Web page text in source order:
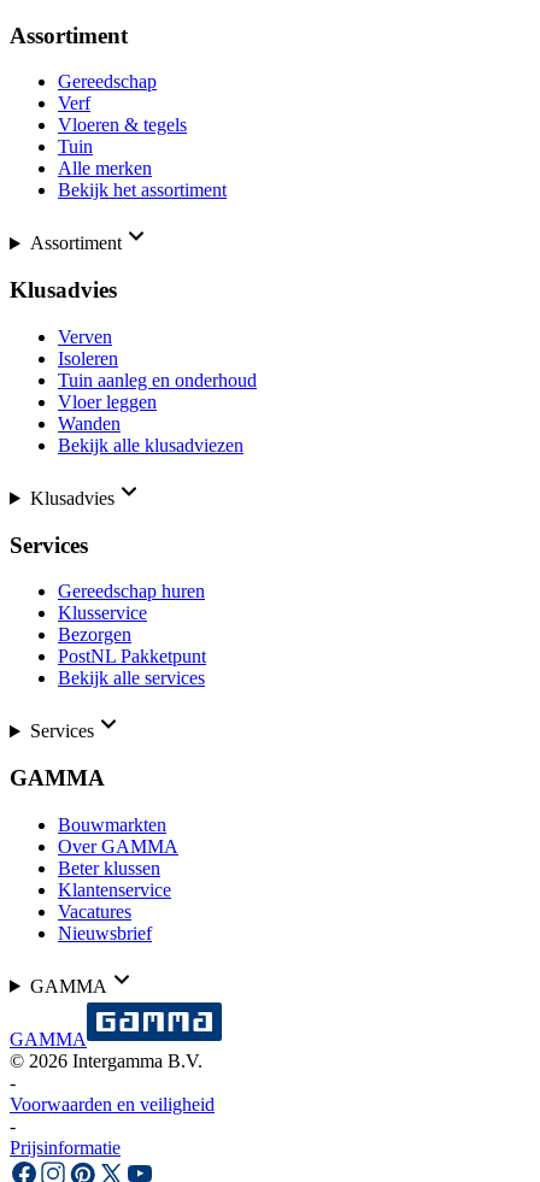
Assortiment
Gereedschap
Verf
Vloeren & tegels
Tuin
Alle merken
Bekijk het assortiment
Assortiment
Klusadvies
Verven
Isoleren
Tuin aanleg en onderhoud
Vloer leggen
Wanden
Bekijk alle klusadviezen
Klusadvies
Services
Gereedschap huren
Klusservice
Bezorgen
PostNL Pakketpunt
Bekijk alle services
Services
GAMMA
Bouwmarkten
Over GAMMA
Beter klussen
Klantenservice
Vacatures
Nieuwsbrief
GAMMA
GAMMA
© 2026 Intergamma B.V.
-
Voorwaarden en veiligheid
-
Prijsinformatie